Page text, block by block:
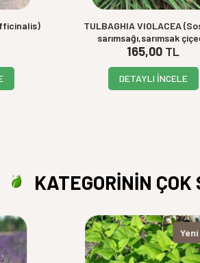
TULBAGHIA VIOLACEA
sarımsağı,sarımsak
165,00 TL
DETAYLI İNCELE
KATEGORİNİN